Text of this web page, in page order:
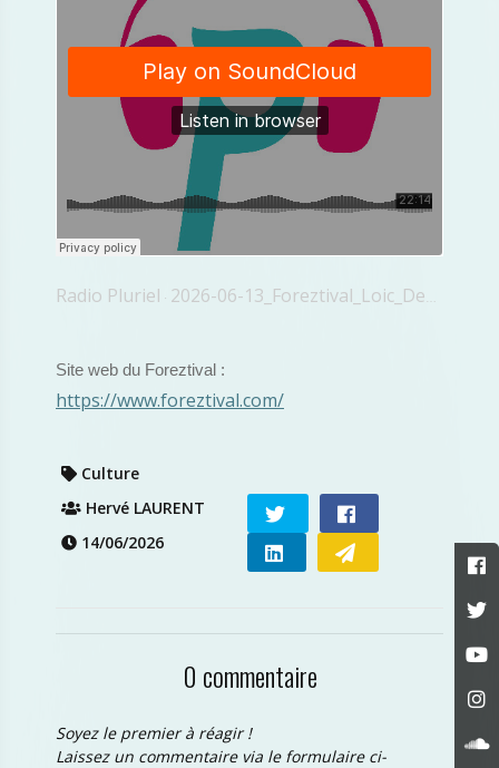
Radio Pluriel · 2026-06-13_Foreztival_Loic_Dechavanne
Site web du Foreztival :
https://www.foreztival.com/
Culture
Hervé LAURENT
14/06/2026
0 commentaire
Soyez le premier à réagir !
Laissez un commentaire via le formulaire ci-